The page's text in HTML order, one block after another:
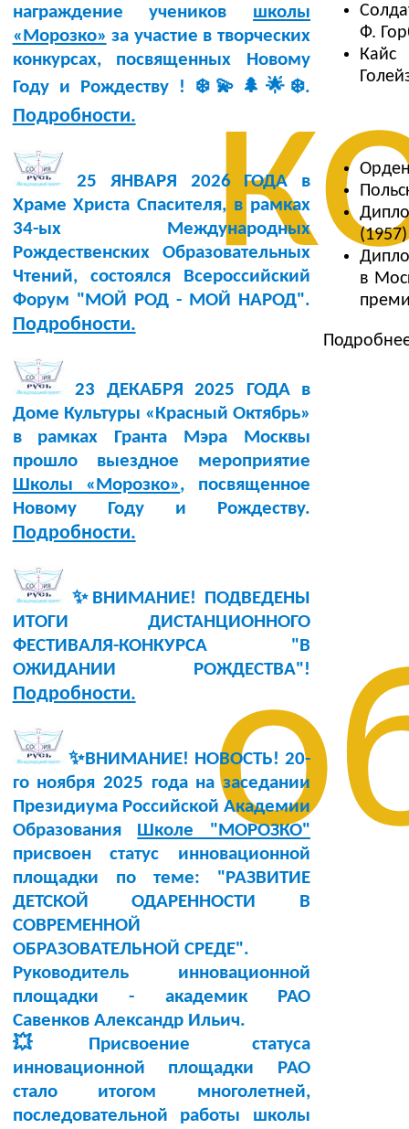
награждение учеников школы
«Морозко» за участие в творческих
конкурсах, посвященных Новому
Году и Рождеству ! ❄️💫🌲🌟❄️.
Подробности.
25 ЯНВАРЯ 2026 ГОДА в
Храме Христа Спасителя, в рамках
34-ых Международных
Рождественских Образовательных
Чтений, состоялся Всероссийский
Форум "МОЙ РОД - МОЙ НАРОД".
Подробности.
23 ДЕКАБРЯ 2025 ГОДА в
Доме Культуры «Красный Октябрь»
в рамках Гранта Мэра Москвы
прошло выездное мероприятие
Школы «Морозко», посвященное
Новому Году и Рождеству.
Подробности.
✨ВНИМАНИЕ! ПОДВЕДЕНЫ
ИТОГИ ДИСТАНЦИОННОГО
ФЕСТИВАЛЯ-КОНКУРСА "В
ОЖИДАНИИ РОЖДЕСТВА"!
Подробности.
✨ВНИМАНИЕ! НОВОСТЬ! 20-
го ноября 2025 годана заседании
Президиума Российской Академии
Образования Школе "МОРОЗКО"
присвоен статус инновационной
площадки по теме: "РАЗВИТИЕ
ДЕТСКОЙ ОДАРЕННОСТИ В
СОВРЕМЕННОЙ
ОБРАЗОВАТЕЛЬНОЙ СРЕДЕ".
Руководитель инновационной
площадки - академик РАО
Савенков Александр Ильич.
💥Присвоение статуса
инновационной площадки РАО
стало итогом многолетней,
последовательной работы школы
Ф.
в